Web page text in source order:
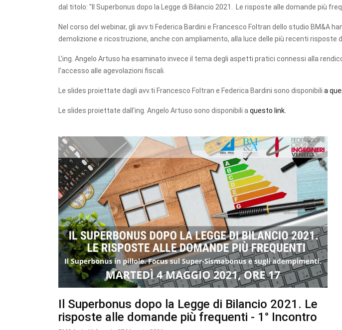
dal titolo: "Il Superbonus dopo la Legge di Bilancio 2021. Le risposte alle domande più
Nel corso del webinar, gli avv.ti Federica Bardini e Francesco Foltran dello studio BM&A
demolizione e ricostruzione, anche con ampliamento, alla luce delle più recenti
L'ing. Angelo Artuso ha esaminato invece il tema degli aspetti pratici connessi alla
l'accesso alle agevolazioni fiscali.
Le slides proiettate dagli avv.ti Francesco Foltran e Federica Bardini sono disponibili a
Le slides proiettate dall'ing. Angelo Artuso sono disponibili a questo link.
Il Superbonus dopo la Legge di Bilancio 2021. Le
risposte alle domande più frequenti - 1° Incontro